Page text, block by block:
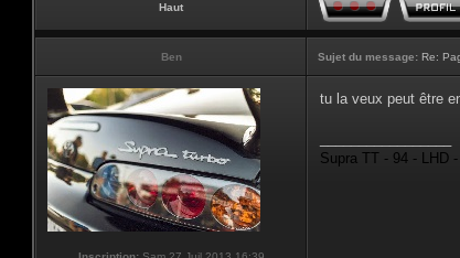
Haut
Ben Sujet du message: Re:
tu la veux peut être
Supra TT - 94 - LHD